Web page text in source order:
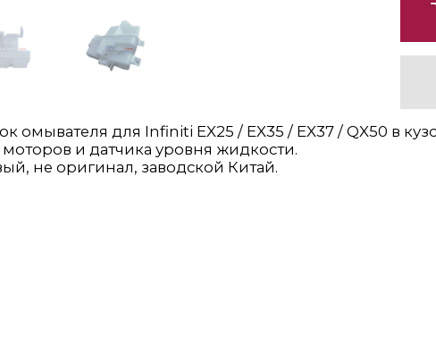
омывателя для Infiniti EX25 / EX35 / EX37 / QX50 в
моторов и датчика уровня жидкости.
не оригинал, заводской Китай.